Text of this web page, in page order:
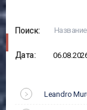
Поиск:
Дата:
Leandro